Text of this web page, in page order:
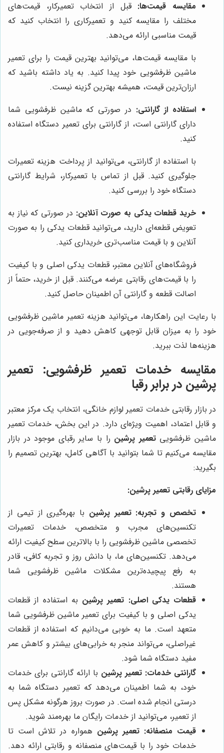
مقایسه قیمت‌ها: قبل از انتخاب تعمیرکار، قیمت‌های
مختلف را مقایسه کنید و تعمیرکاری را انتخاب کنید که
قیمت مناسبی ارائه می‌دهد.
با مقایسه قیمت‌ها، می‌توانید بهترین قیمت را برای تعمیر
ماشین ظرفشویی خود پیدا کنید. به یاد داشته باشید که
ارزان‌ترین قیمت، همیشه بهترین گزینه نیست.
استفاده از گارانتی: در صورتی که ماشین ظرفشویی شما
دارای گارانتی است، از گارانتی برای تعمیر دستگاه استفاده
کنید.
با استفاده از گارانتی، می‌توانید از پرداخت هزینه تعمیرات
جلوگیری کنید. قبل از تماس با تعمیرکار، شرایط گارانتی
دستگاه خود را بررسی کنید.
خرید قطعات یدکی به صورت آنلاین: در صورتی که نیاز به
تعویض قطعه‌ای دارید، می‌توانید قطعات یدکی را به صورت
آنلاین و با قیمت مناسب‌تری خریداری کنید.
فروشگاه‌های آنلاین معتبر، قطعات یدکی اصلی و با کیفیت
را با قیمت‌های رقابتی عرضه می‌کنند. قبل از خرید، حتماً از
اصالت قطعه و گارانتی آن اطمینان حاصل کنید.
با رعایت این راهکارها، می‌توانید هزینه تعمیر ماشین ظرفشویی
خود را به میزان قابل توجهی کاهش دهید و از صرفه‌جویی در
هزینه‌ها لذت ببرید.
مقایسه خدمات تعمیر ظرفشویی: تعمیر
پرشین در برابر رقبا
در بازار رقابتی خدمات تعمیر لوازم خانگی، انتخاب یک مرکز معتبر
و قابل اعتماد، اهمیت ویژه‌ای دارد. در این بخش، خدمات تعمیر
ماشین ظرفشوییتعمیر پرشین را با سایر رقبای موجود در بازار
مقایسه می‌کنیم تا شما بتوانید با آگاهی کامل، بهترین تصمیم را
بگیرید:
مزایای رقابتی تعمیر پرشین:
تخصص و تجربه: تعمیر پرشین با بهره‌گیری از تیمی از
تکنسین‌های مجرب و متخصص، خدمات تعمیرات
تخصصی ماشین ظرفشویی را با بالاترین سطح کیفیت ارائه
می‌دهد. تکنسین‌های ما، با دانش روز و تجربه کافی، قادر
به رفع پیچیده‌ترین مشکلات ماشین ظرفشویی شما
هستند.
قطعات یدکی اصلی: تعمیر پرشین به استفاده از قطعات
یدکی اصلی و با کیفیت برای تعمیر ماشین ظرفشویی شما
متعهد است. ما به خوبی می‌دانیم که استفاده از قطعات
غیراصلی، می‌تواند منجر به خرابی‌های بیشتر و کاهش عمر
مفید دستگاه شما شود.
گارانتی خدمات: تعمیر پرشین با ارائه گارانتی برای خدمات
خود، به شما اطمینان می‌دهد که تعمیر دستگاه شما به
درستی انجام شده است. در صورت بروز هرگونه مشکل پس
از تعمیر، می‌توانید از خدمات رایگان ما بهره‌مند شوید.
قیمت منصفانه: تعمیر پرشین همواره در تلاش است تا
خدمات خود را با قیمت‌های منصفانه و رقابتی ارائه دهد.